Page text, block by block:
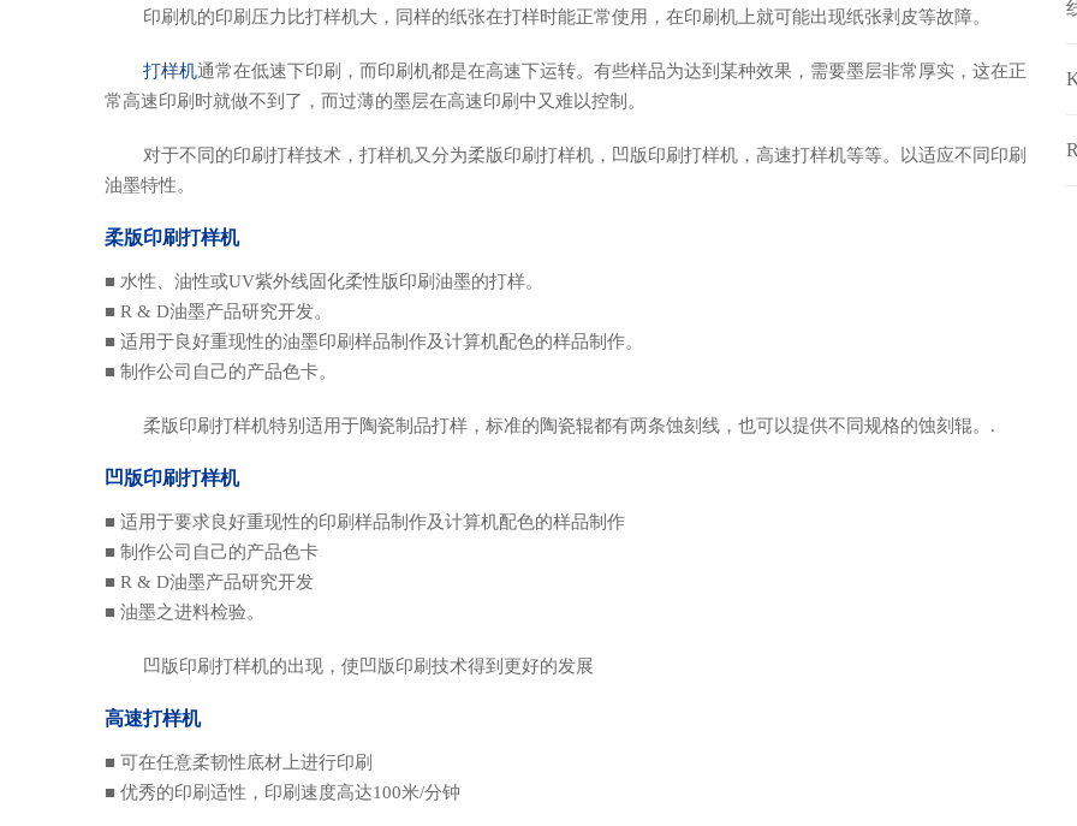
印刷机的印刷压力比打样机大，同样的纸张在打样时能正常使用，在印刷机上就可能出现纸张剥皮等故障。
打样机通常在低速下印刷，而印刷机都是在高速下运转。有些样品为达到某种效果，需要墨层非常厚实，这在正
常高速印刷时就做不到了，而过薄的墨层在高速印刷中又难以控制。
对于不同的印刷打样技术，打样机又分为柔版印刷打样机，凹版印刷打样机，高速打样机等等。以适应不同印刷
油墨特性。
柔版印刷打样机
■ 水性、油性或UV紫外线固化柔性版印刷油墨的打样。
■ R & D油墨产品研究开发。
■ 适用于良好重现性的油墨印刷样品制作及计算机配色的样品制作。
■ 制作公司自己的产品色卡。
柔版印刷打样机特别适用于陶瓷制品打样，标准的陶瓷辊都有两条蚀刻线，也可以提供不同规格的蚀刻辊。.
凹版印刷打样机
■ 适用于要求良好重现性的印刷样品制作及计算机配色的样品制作
■ 制作公司自己的产品色卡
■ R & D油墨产品研究开发
■ 油墨之进料检验。
凹版印刷打样机的出现，使凹版印刷技术得到更好的发展
高速打样机
■ 可在任意柔韧性底材上进行印刷
■ 优秀的印刷适性，印刷速度高达100米/分钟